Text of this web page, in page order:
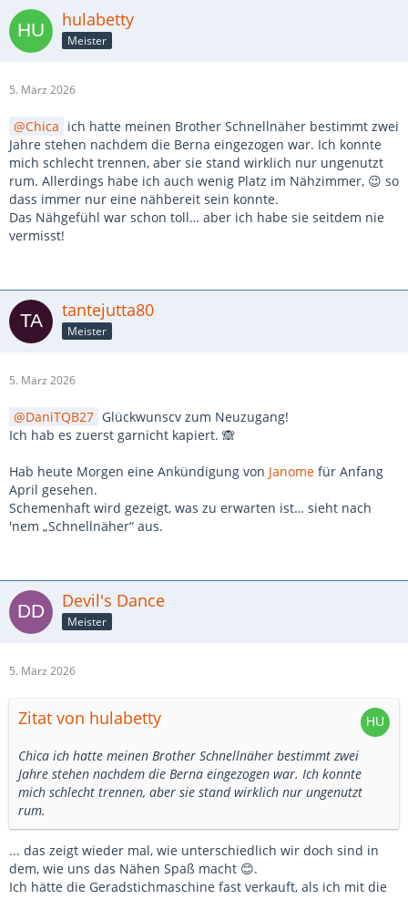
hulabetty
Meister
5. März 2026
Chica ich hatte meinen Brother Schnellnäher bestimmt zwei
Jahre stehen nachdem die Berna eingezogen war. Ich konnte
mich schlecht trennen, aber sie stand wirklich nur ungenutzt
rum. Allerdings habe ich auch wenig Platz im Nähzimmer, 😉 so
dass immer nur eine nähbereit sein konnte.
Das Nähgefühl war schon toll… aber ich habe sie seitdem nie
vermisst!
tantejutta80
Meister
5. März 2026
DaniTQB27 Glückwunscv zum Neuzugang!
Ich hab es zuerst garnicht kapiert. 🙈
Hab heute Morgen eine Ankündigung von Janome für Anfang
April gesehen.
Schemenhaft wird gezeigt, was zu erwarten ist… sieht nach
'nem „Schnellnäher“ aus.
Devil's Dance
Meister
5. März 2026
Zitat von hulabetty
Chica ich hatte meinen Brother Schnellnäher bestimmt zwei
Jahre stehen nachdem die Berna eingezogen war. Ich konnte
mich schlecht trennen, aber sie stand wirklich nur ungenutzt
rum.
... das zeigt wieder mal, wie unterschiedlich wir doch sind in
dem, wie uns das Nähen Spaß macht 😊.
Ich hätte die Geradstichmaschine fast verkauft, als ich mit die